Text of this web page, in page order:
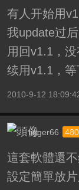
有人开始用
我update过
用回v1.1，
续用v1.1，等
2010-9-12
tigger66
這套軟體還
設定簡單放